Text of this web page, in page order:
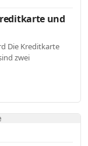
und
Die Kreditkarte
zwei